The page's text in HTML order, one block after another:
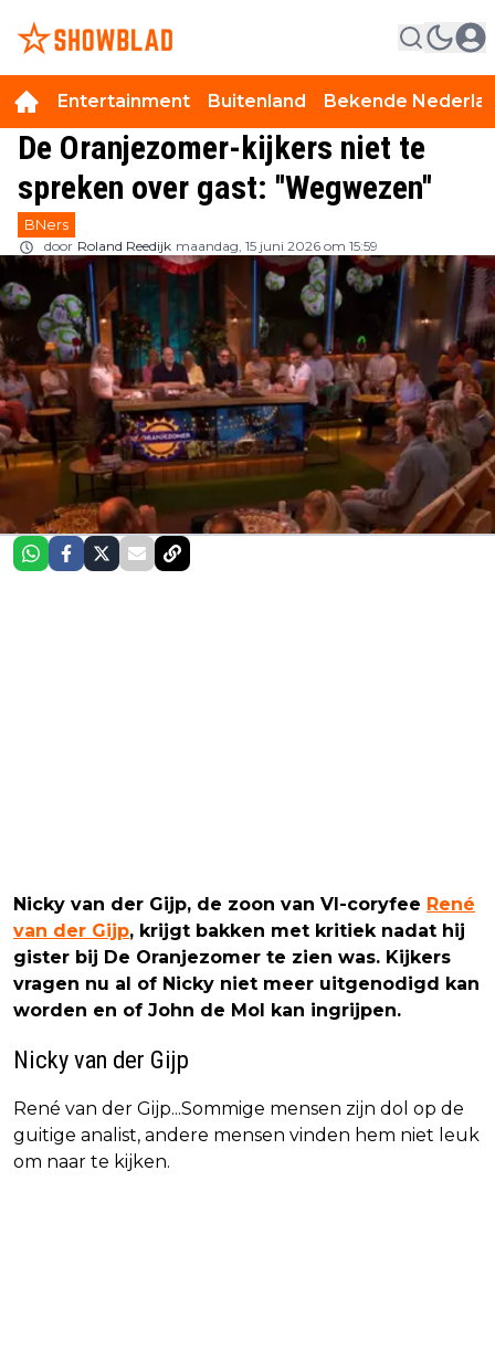
Entertainment Buitenland Bekende
De Oranjezomer-kijkers niet te
spreken over gast: ''Wegwezen''
BNers
door Roland Reedijk maandag, 15 juni 2026 om 15:59
Nicky van der Gijp, de zoon van VI-coryfee René
van der Gijp, krijgt bakken met kritiek nadat hij
gister bij De Oranjezomer te zien was. Kijkers
vragen nu al of Nicky niet meer uitgenodigd kan
worden en of John de Mol kan ingrijpen.
Nicky van der Gijp
René van der Gijp...Sommige mensen zijn dol op de
guitige analist, andere mensen vinden hem niet leuk
om naar te kijken.